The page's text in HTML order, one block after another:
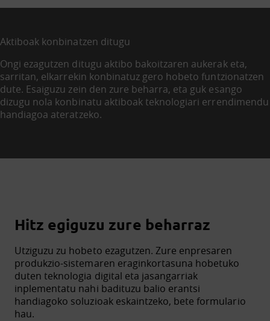
Aktiboak konbinatzen ditugu
Ongi ezagutzen ditugu aktibo bakoitzaren aukerak eta,
sarritan, elkarrekin konbinatuz gero hobeto funtzionatzen
dute. Esaiguzu zein den zure beharra, eta guk esango
dizugu nola konbinatu aktiboak teknologiari errendimendu
handiagoa ateratzeko.
Hitz egiguzu zure beharraz
Utziguzu zu hobeto ezagutzen. Zure enpresaren
produkzio-sistemaren eraginkortasuna hobetuko
duten teknologia digital eta jasangarriak
inplementatu nahi badituzu balio erantsi
handiagoko soluzioak eskaintzeko, bete formulario
hau.